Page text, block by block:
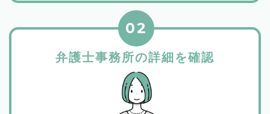
弁護士事務所の詳細を確認
02